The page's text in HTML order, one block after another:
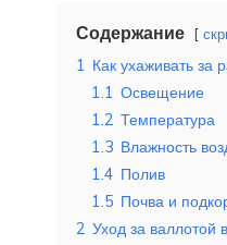
Содержание
1 Как ухаживать за
1.1 Освещение
1.2 Температура
1.3 Влажность
1.4 Полив
1.5 Почва и
2 Уход за валлотой